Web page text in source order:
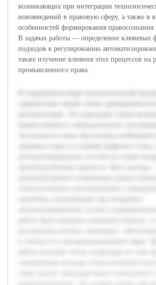
возникающих при интеграции
нововведений в правовую сферу, а также в
особенностей формирования правосознания
В задачах работы — определение ключевых
подходов к регулированию
также изучение влияния этих процессов на
промышленного права.